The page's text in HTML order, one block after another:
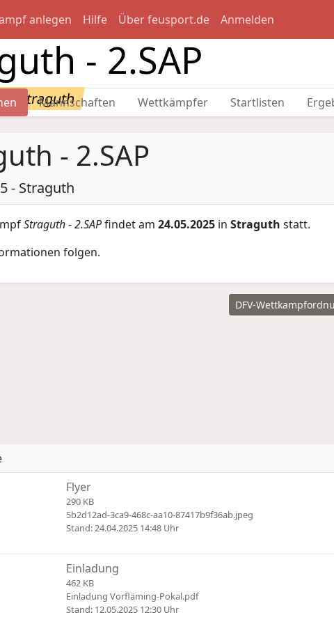
anlegen Hilfe Über feusport.de Anmelden
- 2.SAP
- Straguth
Mannschaften Wettkämpfer Startlisten
- 2.SAP
- Straguth
Straguth - 2.SAPfindet am 24.05.2025 in Straguth statt.
folgen.
DFV-
Flyer
290 KB
5b2d12ad-3ca9-468c-aa10-87417b9f36ab.jpeg
Stand: 24.04.2025 14:48 Uhr
Einladung
462 KB
Einladung Vorfläming-Pokal.pdf
Stand: 12.05.2025 12:30 Uhr